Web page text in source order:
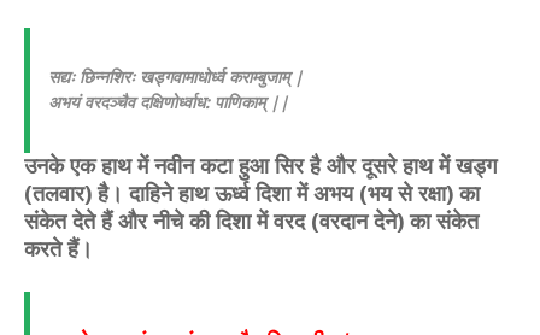
सद्यः छिन्नशिरः खड्गवामाधोर्ध्व कराम्बुजाम् |
अभयं वरदञ्चैव दक्षिणोर्ध्वाध: पाणिकाम् ||
उनके एक हाथ में नवीन कटा हुआ सिर है और दूसरे हाथ में खड्ग
(तलवार) है। दाहिने हाथ ऊर्ध्व दिशा में अभय (भय से रक्षा) का
संकेत देते हैं और नीचे की दिशा में वरद (वरदान देने) का संकेत
करते हैं।